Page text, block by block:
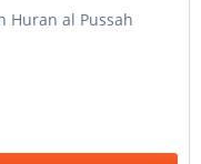
Huran al Pussah